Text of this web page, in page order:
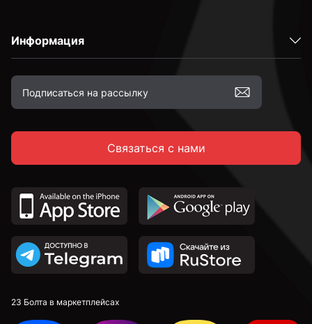
2,4 мм
2,5 мм
2,7 мм
2,8 мм
2,9 мм
Информация
Связаться с нами
23 Болта в маркетплейсах